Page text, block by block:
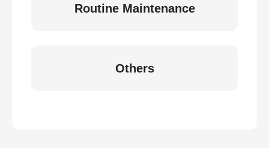
Routine Maintenance
Others